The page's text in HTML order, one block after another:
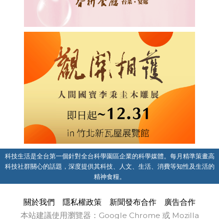
科技生活是全台第一個針對全台科學園區企業的科學媒體。每月精準策畫高
科技社群關心的話題，深度提供其科技、人文、生活、消費等知性及生活的
精神食糧。
關於我們 隱私權政策 新聞發布合作
廣告合作
本站建議使用瀏覽器：Google Chrome 或 Mozilla